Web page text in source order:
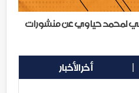
لمحمد حياوي عن منشورات
أخر الأخبار